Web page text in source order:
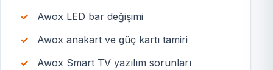
Awox LED bar değişimi
Awox anakart ve güç kartı tamiri
Awox Smart TV yazılım sorunları